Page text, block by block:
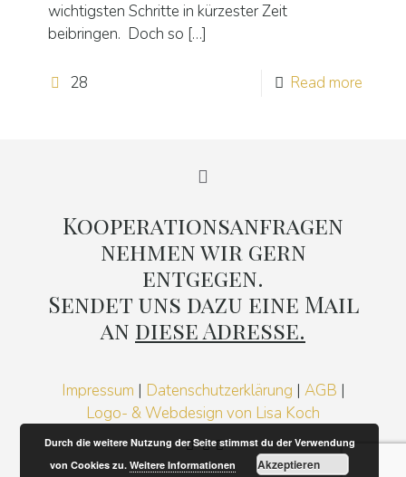
wichtigsten Schritte in kürzester Zeit
beibringen. Doch so […]
28 Read more
Kooperationsanfragen
nehmen wir gern
entgegen.
Sendet uns dazu eine Mail
an diese Adresse.
Impressum | Datenschutzerklärung | AGB |
Logo- & Webdesign von Lisa Koch
Durch die weitere Nutzung der Seite stimmst du der Verwendung
von Cookies zu.Weitere Informationen Akzeptieren